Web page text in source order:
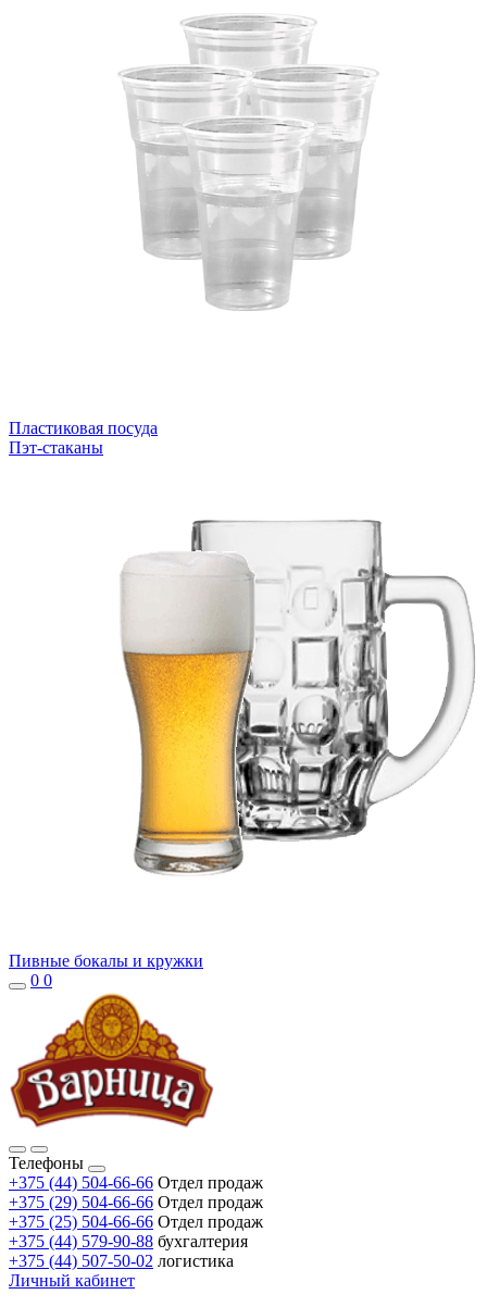
Пластиковая посуда
Пэт-стаканы
Пивные бокалы и кружки
0 0
Телефоны
+375 (44) 504-66-66 Отдел продаж
+375 (29) 504-66-66 Отдел продаж
+375 (25) 504-66-66 Отдел продаж
+375 (44) 579-90-88 бухгалтерия
+375 (44) 507-50-02 логистика
Личный кабинет